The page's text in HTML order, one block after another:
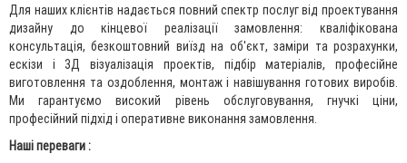
Для наших клієнтів надається повний спектр послуг від проектування
дизайну до кінцевої реалізації замовлення: кваліфікована
консультація, безкоштовний виїзд на об'єкт, заміри та розрахунки,
ескізи і 3Д візуалізація проектів, підбір матеріалів, професійне
виготовлення та оздоблення, монтаж і навішування готових виробів.
Ми гарантуємо високий рівень обслуговування, гнучкі ціни,
професійний підхід і оперативне виконання замовлення.
Наші переваги :